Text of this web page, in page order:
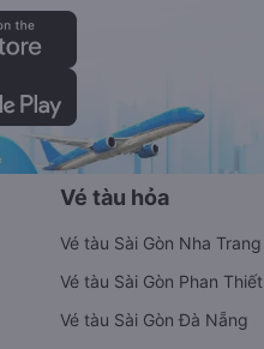
Vé tàu hỏa
Vé tàu Sài Gòn Nha Trang
Vé tàu Sài Gòn Phan Thiết
Vé tàu Sài Gòn Đà Nẵng